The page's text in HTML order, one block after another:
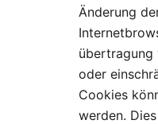
Änderung
übertragung
oder
Cookies
werden.